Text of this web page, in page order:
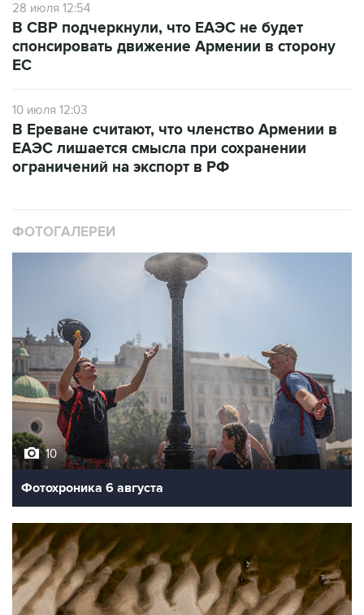
28 июля 12:54
В СВР подчеркнули, что ЕАЭС не будет
спонсировать движение Армении в сторону
ЕС
10 июля 12:03
В Ереване считают, что членство Армении в
ЕАЭС лишается смысла при сохранении
ограничений на экспорт в РФ
ФОТОГАЛЕРЕИ
10
Фотохроника 6 августа